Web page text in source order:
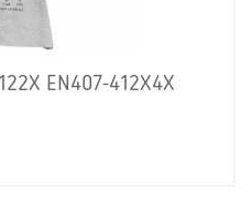
EN407-412X4X